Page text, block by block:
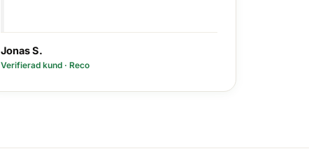
Jonas S.
Verifierad kund · Reco